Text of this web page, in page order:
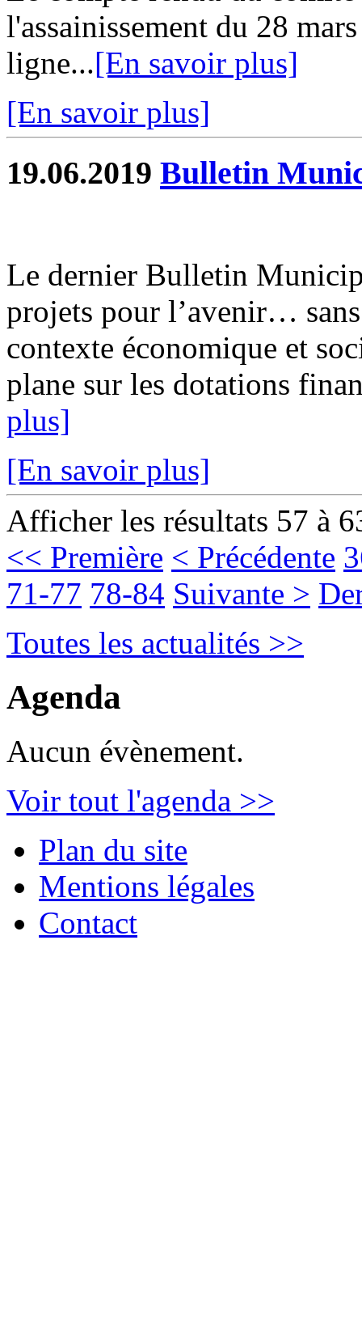
l'assainissement du 28
ligne...[En savoir plus]
[En savoir plus]
19.06.2019 Bulletin
Le dernier Bulletin
projets pour l’avenir…
contexte économique et
plane sur les dotations
plus]
[En savoir plus]
Afficher les résultats 57 à
<< Première < Précédente
71-77 78-84 Suivante >
Toutes les actualités >>
Agenda
Aucun évènement.
Voir tout l'agenda >>
Plan du site
Mentions légales
Contact